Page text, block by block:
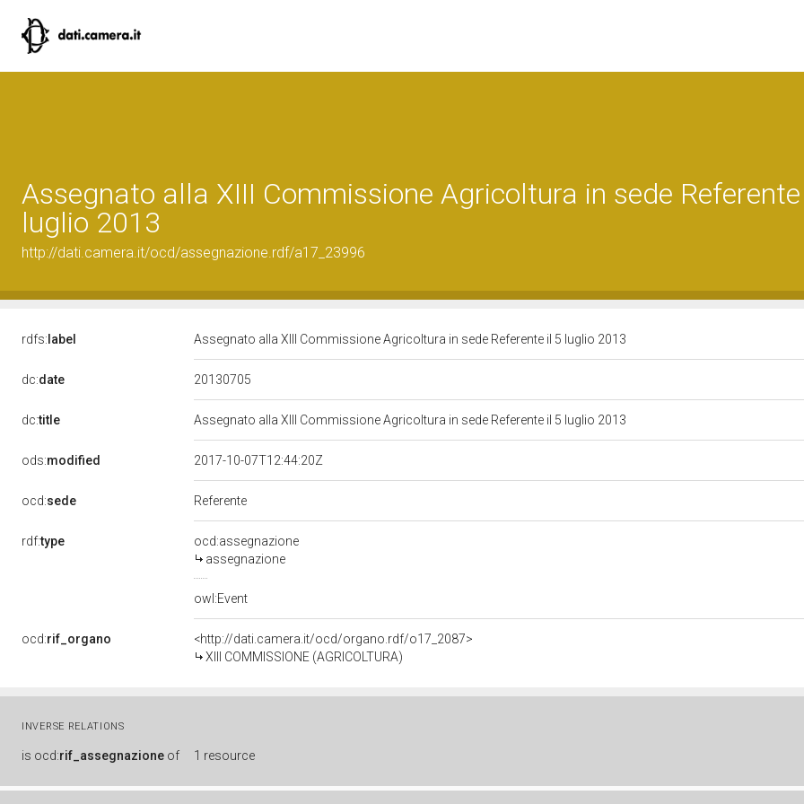
Assegnato alla XIII Commissione Agricoltura in sede
luglio 2013
http://dati.camera.it/ocd/assegnazione.rdf/a17_23996
rdfs: label Assegnato alla XIII Commissione Agricoltura in sede Referente il 5 luglio 2013
dc:date 20130705
dc:title Assegnato alla XIII Commissione Agricoltura in sede Referente il 5 luglio 2013
ods:modified 2017-10-07T12:44:20Z
ocd:sede Referente
rdf:type
ocd:assegnazione
assegnazione
owl:Event
ocd:rif_organo
<http://dati.camera.it/ocd/organo.rdf/o17_2087>
XIII COMMISSIONE (AGRICOLTURA)
INVERSE RELATIONS
is ocd:rif_assegnazione of 1 resource